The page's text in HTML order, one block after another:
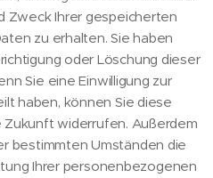
Zweck Ihrer gespeicherten
zu erhalten. Sie haben
oder Löschung dieser
Sie eine Einwilligung zur
haben, können Sie diese
Zukunft widerrufen. Außerdem
bestimmten Umständen die
Ihrer personenbezogenen